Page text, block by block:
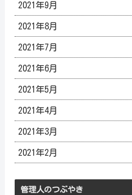
2021年9月
2021年8月
2021年7月
2021年6月
2021年5月
2021年4月
2021年3月
2021年2月
管理人のつぶやき